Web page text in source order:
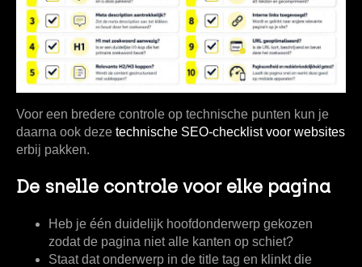
Voor een bredere controle op technische punten kun je
daarna ook deze technische SEO-checklist voor websites
erbij pakken.
De snelle controle voor elke pagina
Heb je één duidelijk hoofdonderwerp gekozen
zodat de pagina niet alle kanten op schiet?
Staat dat onderwerp in de title tag en klinkt die